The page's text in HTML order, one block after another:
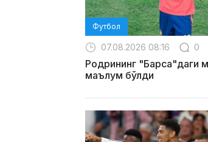
Футбол
07.08.2026 08:16 0
Родрининг "Барса"даги
маълум бўлди